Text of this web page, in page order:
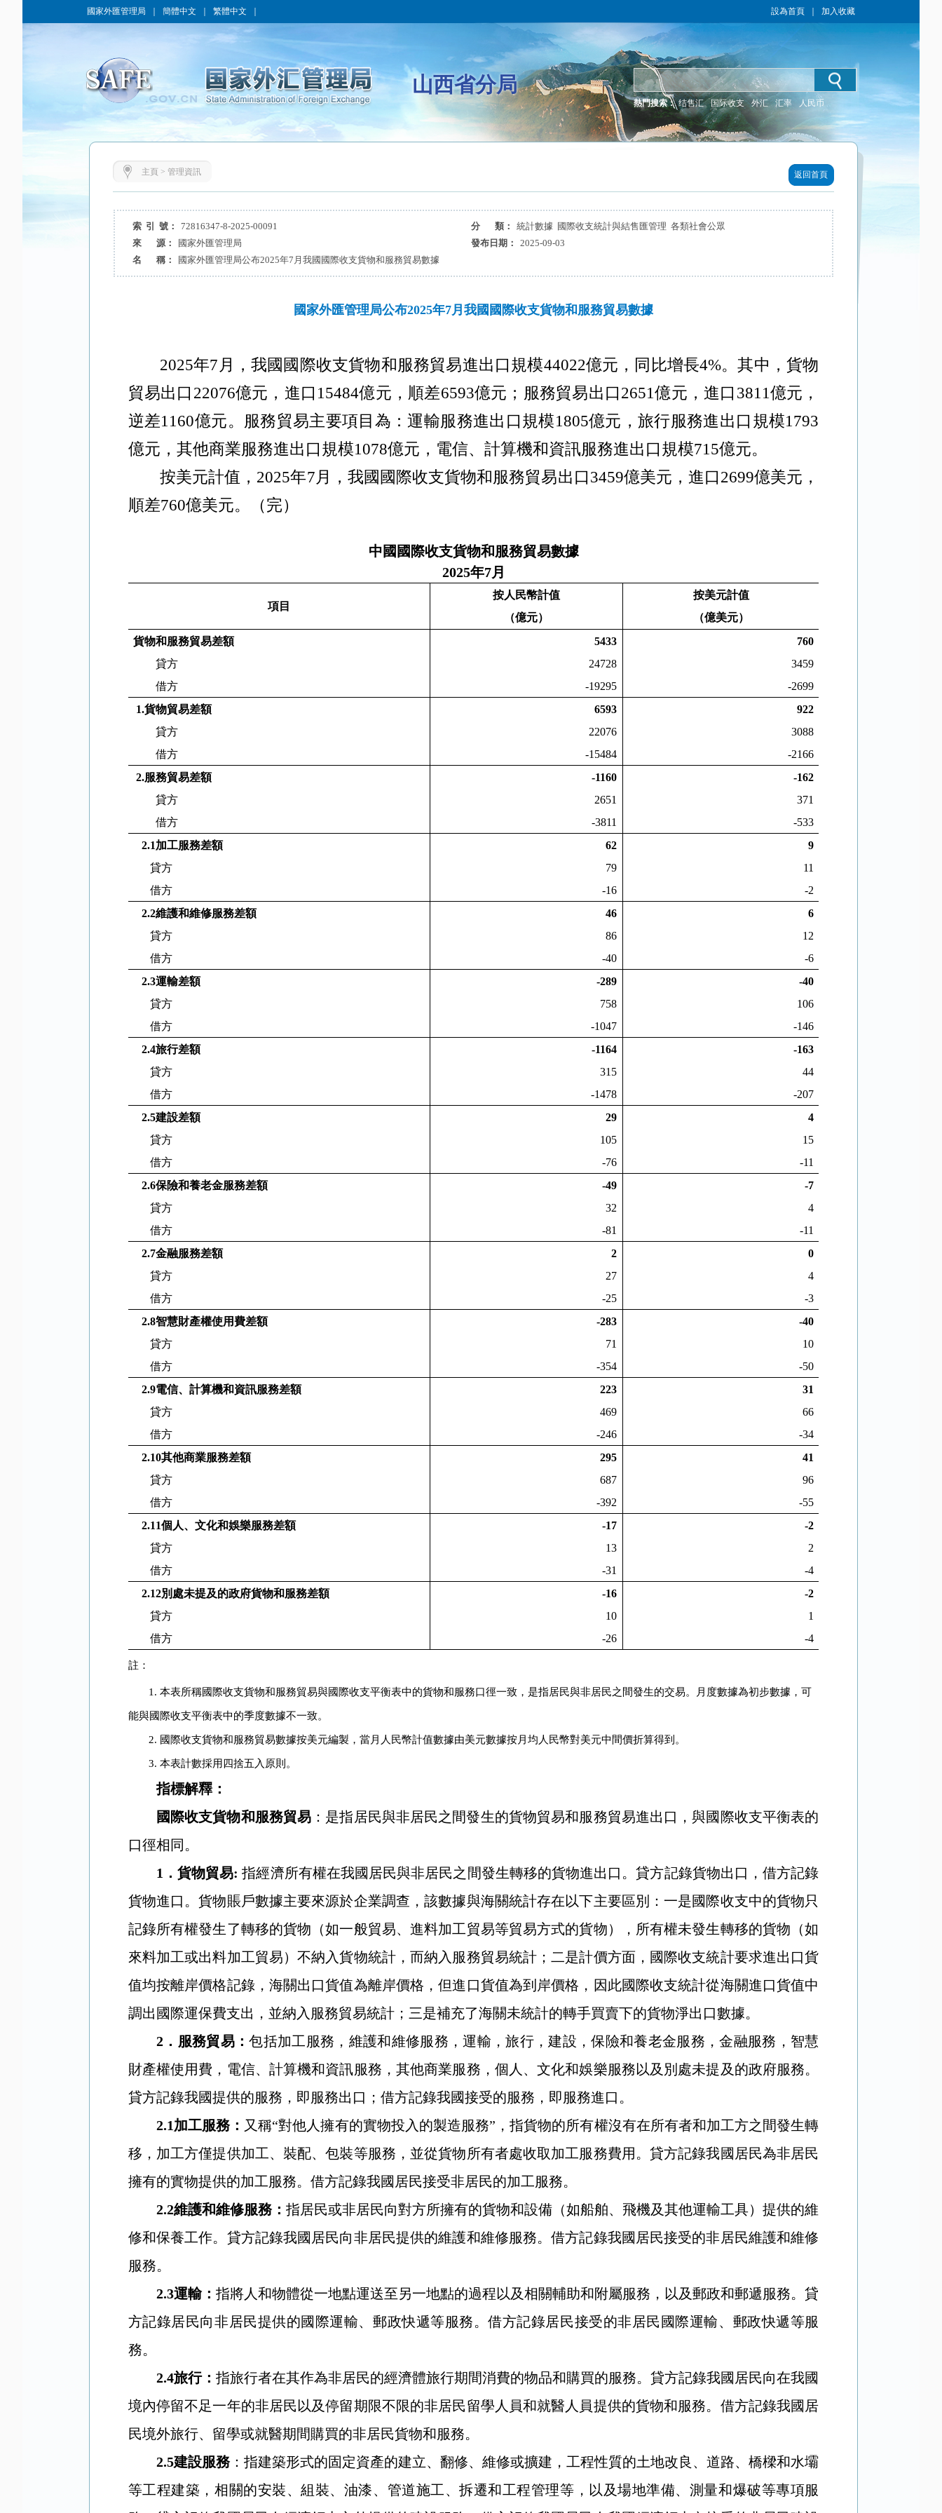
國家外匯管理局 簡體中文 繁體中文 設為首頁 加入收藏
山西省分局
熱門搜索： 结售汇 国际收支 外汇 汇率 人民币
主頁 > 管理資訊 返回首頁
索 引 號： 72816347-8-2025-00091 分 類：
統計數據 國際收支統計與結售匯管理 各類社會公眾
來 源：
國家外匯管理局 發布日期：
2025-09-03
名 稱：
國家外匯管理局公布2025年7月我國國際收支貨物和服務貿易數據
國家外匯管理局公布2025年7月我國國際收支貨物和服務貿易數據
2025年7 月，我國國際收支貨物和服務貿易進出口規模44022億元，同比增長4%。其中，貨物
貿易出口 22076億元，進口 15484億元，順差6593億元；服務貿易出口 2651億元，進口 3811億元，
逆差1160億元。服務貿易主要項目為：運輸服務進出口規模1805億元，旅行服務進出口規模1793
億元，其他商業服務進出口規模1078億元，電信、計算機和資訊服務進出口規模715億元。
按美元計值， 2025年7 月，我國國際收支貨物和服務貿易出口 3459億美元，進口 2699億美元，
順差760億美元。（完）
中國國際收支貨物和服務貿易數據
2025年7月
項目
按人民幣計值
（億元）
按美元計值
（億美元）
貨物和服務貿易差額
5433
760
貸方
24728
3459
借方
-19295
-2699
1.貨物貿易差額 6593
922
貸方
22076
3088
借方
-15484
-2166
2.服務貿易差額 -1160
-162
貸方
2651
371
借方
-3811
-533
2.1加工服務差額 62
9
貸方
79
11
借方
-16
-2
2.2維護和維修服務差額 46
6
貸方
86
12
借方
-40
-6
2.3運輸差額 -289
-40
貸方
758
106
借方
-1047
-146
2.4旅行差額 -1164
-163
貸方
315
44
借方
-1478
-207
2.5建設差額 29
4
貸方
105
15
借方
-76
-11
2.6保險和養老金服務差額 -49
-7
貸方
32
4
借方
-81
-11
2.7金融服務差額 2
0
貸方
27
4
借方
-25
-3
2.8智慧財產權使用費差額 -283
-40
貸方
71
10
借方
-354
-50
2.9電信、計算機和資訊服務差額 223
31
貸方
469
66
借方
-246
-34
2.10其他商業服務差額 295
41
貸方
687
96
借方
-392
-55
2.11個人、文化和娛樂服務差額 -17
-2
貸方
13
2
借方
-31
-4
2.12別處未提及的政府貨物和服務差額 -16
-2
貸方
10
1
借方
-26 -4
註：
1.本表所稱國際收支貨物和服務貿易與國際收支平衡表中的貨物和服務口徑一致，是指居民與非居民之間發生的交易。月度數據為初步數據，可
能與國際收支平衡表中的季度數據不一致。
2. 國際收支貨物和服務貿易數據按美元編製，當月人民幣計值數據由美元數據按月均人民幣對美元中間價折算得到。
3.本表計數採用四捨五入原則。
指標解釋：
國際收支貨物和服務貿易 ：是指居民與非居民之間發生的貨物貿易和服務貿易進出口，與國際收支平衡表的
口徑相同。
1 ．貨物貿易: 指經濟所有權在我國居民與非居民之間發生轉移的貨物進出口。貸方記錄貨物出口，借方記錄
貨物進口。貨物賬戶數據主要來源於企業調查，該數據與海關統計存在以下主要區別：一是國際收支中的貨物只
記錄所有權發生了轉移的貨物（如一般貿易、進料加工貿易等貿易方式的貨物），所有權未發生轉移的貨物（如
來料加工或出料加工貿易）不納入貨物統計，而納入服務貿易統計；二是計價方面，國際收支統計要求進出口貨
值均按離岸價格記錄，海關出口貨值為離岸價格，但進口貨值為到岸價格，因此國際收支統計從海關進口貨值中
調出國際運保費支出，並納入服務貿易統計；三是補充了海關未統計的轉手買賣下的貨物淨出口數據。
2． 服務貿易：包括加工服務，維護和維修服務，運輸，旅行，建設，保險和養老金服務，金融服務，智慧
財產權使用費，電信、計算機和資訊服務，其他商業服務，個人、文化和娛樂服務以及別處未提及的政府服務。
貸方記錄我國提供的服務，即服務出口；借方記錄我國接受的服務，即服務進口。
2.1加工服務： 又稱“對他人擁有的實物投入的製造服務”，指貨物的所有權沒有在所有者和加工方之間發生轉
移，加工方僅提供加工、裝配、包裝等服務，並從貨物所有者處收取加工服務費用。貸方記錄我國居民為非居民
擁有的實物提供的加工服務。借方記錄我國居民接受非居民的加工服務。
2.2維護和維修服務： 指居民或非居民向對方所擁有的貨物和設備（如船舶、飛機及其他運輸工具）提供的維
修和保養工作。貸方記錄我國居民向非居民提供的維護和維修服務。借方記錄我國居民接受的非居民維護和維修
服務。
2.3運輸： 指將人和物體從一地點運送至另一地點的過程以及相關輔助和附屬服務，以及郵政和郵遞服務。貸
方記錄居民向非居民提供的國際運輸、郵政快遞等服務。借方記錄居民接受的非居民國際運輸、郵政快遞等服
務。
2.4旅行： 指旅行者在其作為非居民的經濟體旅行期間消費的物品和購買的服務。貸方記錄我國居民向在我國
境內停留不足一年的非居民以及停留期限不限的非居民留學人員和就醫人員提供的貨物和服務。借方記錄我國居
民境外旅行、留學或就醫期間購買的非居民貨物和服務。
2.5建設服務：指建築形式的固定資產的建立、翻修、維修或擴建，工程性質的土地改良、道路、橋樑和水壩
等工程建築，相關的安裝、組裝、油漆、管道施工、拆遷和工程管理等，以及場地準備、測量和爆破等專項服